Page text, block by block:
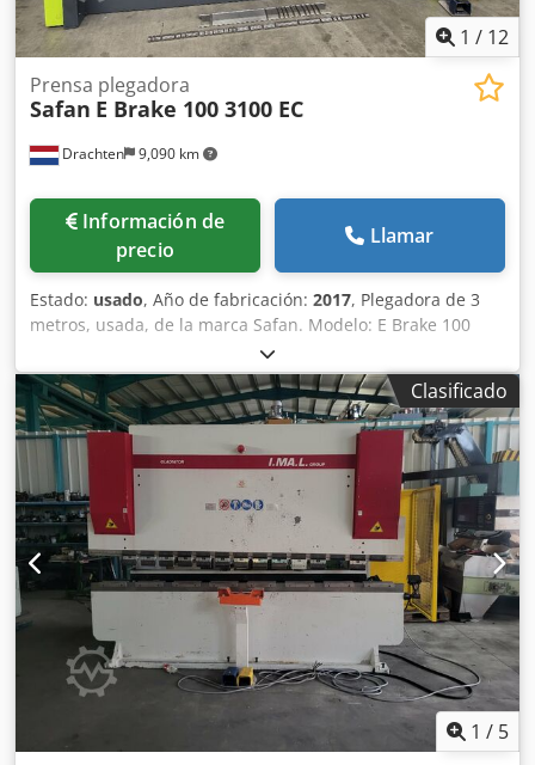
1 / 12
Drachten 9,090 km
Prensa plegadora
Safan E Brake 100 3100 EC
Información de
precio
Llamar
Estado: usado, Año de fabricación: 2017, Plegadora de 3
metros, usada, de la marca Safan. Modelo: E Brake 100
3100 Capacidad: 3100 x 100 toneladas Control CNC de los
ejes Y1, Y2, X, Xdelta, R, Z1 y Z2 Control E Sistema
hidráulico WILA para sujeción superior 1 juego de
herramientas completo Cedpfx Ajzh Ibvekbeha Año de
fabricación: 2017
Clasificado
1 / 5